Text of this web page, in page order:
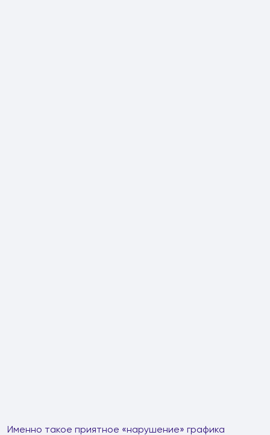
Именно такое приятное «нарушение» графика